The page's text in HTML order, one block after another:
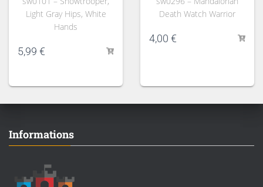
Light Gray Hips, White
Hands
5,99 €
Death Watch Warrior
4,00 €
Informations